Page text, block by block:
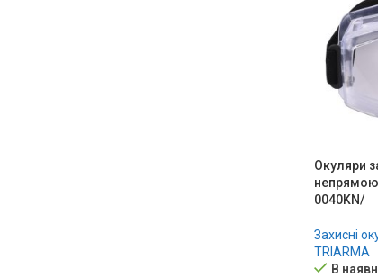
Окуляри
непрямою
0040KN/
Захисні
TRIARMA
В